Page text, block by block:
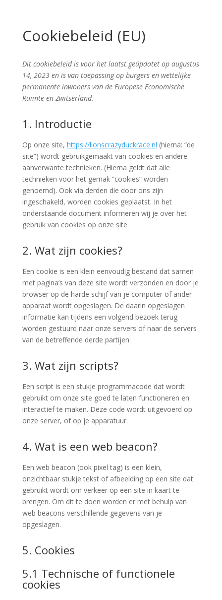
Cookiebeleid (EU)
Dit cookiebeleid is voor het laatst geüpdatet op augustus
14, 2023 en is van toepassing op burgers en wettelijke
permanente inwoners van de Europese Economische
Ruimte en Zwitserland.
1. Introductie
Op onze site, https://lionscrazyduckrace.nl (hierna: “de
site”) wordt gebruikgemaakt van cookies en andere
aanverwante technieken. (Hierna geldt dat alle
technieken voor het gemak “cookies” worden
genoemd). Ook via derden die door ons zijn
ingeschakeld, worden cookies geplaatst. In het
onderstaande document informeren wij je over het
gebruik van cookies op onze site.
2. Wat zijn cookies?
Een cookie is een klein eenvoudig bestand dat samen
met pagina’s van deze site wordt verzonden en door je
browser op de harde schijf van je computer of ander
apparaat wordt opgeslagen. De daarin opgeslagen
informatie kan tijdens een volgend bezoek terug
worden gestuurd naar onze servers of naar de servers
van de betreffende derde partijen.
3. Wat zijn scripts?
Een script is een stukje programmacode dat wordt
gebruikt om onze site goed te laten functioneren en
interactief te maken. Deze code wordt uitgevoerd op
onze server, of op je apparatuur.
4. Wat is een web beacon?
Een web beacon (ook pixel tag) is een klein,
onzichtbaar stukje tekst of afbeelding op een site dat
gebruikt wordt om verkeer op een site in kaart te
brengen. Om dit te doen worden er met behulp van
web beacons verschillende gegevens van je
opgeslagen.
5. Cookies
5.1 Technische of functionele
cookies